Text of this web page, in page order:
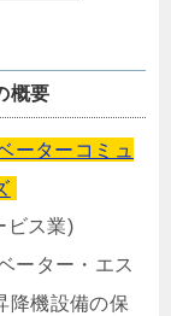
概要
ーターコミュ
ビス業)
ーター・エス
降機設備の保